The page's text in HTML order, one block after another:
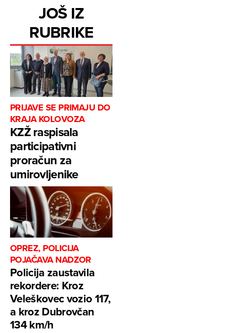
JOŠ IZ
RUBRIKE
PRIJAVE SE PRIMAJU DO
KRAJA KOLOVOZA
KZŽ raspisala
participativni
proračun za
umirovljenike
OPREZ, POLICIJA
POJAČAVA NADZOR
Policija zaustavila
rekordere: Kroz
Veleškovec vozio 117,
a kroz Dubrovčan
134 km/h